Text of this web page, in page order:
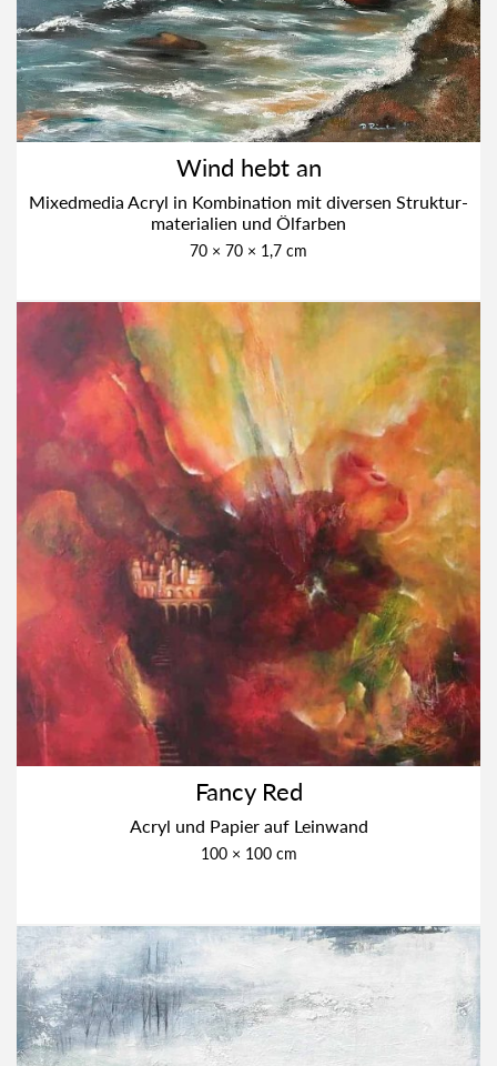
Wind hebt an
Mixed­me­dia Acryl in Kom­bi­na­ti­on mit diver­sen Struk­tur­
ma­te­ria­li­en und Ölfar­ben
70 × 70 × 1,7 cm
Fan­cy Red
Acryl und Papier auf Lein­wand
100 × 100 cm